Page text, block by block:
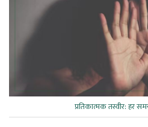
प्रतिकात्मक तस्वीर: हर